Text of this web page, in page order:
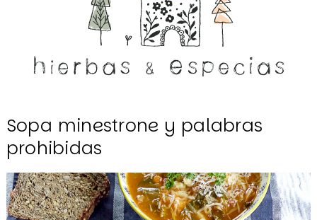
Sopa minestrone y palabras
prohibidas